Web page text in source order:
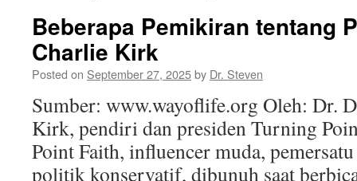
Beberapa Pemikiran tentang
Charlie Kirk
Posted on September 27, 2025by Dr. Steven
Sumber: www.wayoflife.org Oleh: Dr.
Kirk, pendiri dan presiden Turning
Point Faith, influencer muda,
politik konservatif, dibunuh saat